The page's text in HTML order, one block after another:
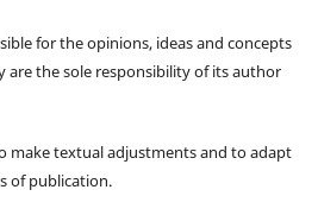
for the opinions, ideas and concepts
are the sole responsibility of its author
make textual adjustments and to adapt
of publication.